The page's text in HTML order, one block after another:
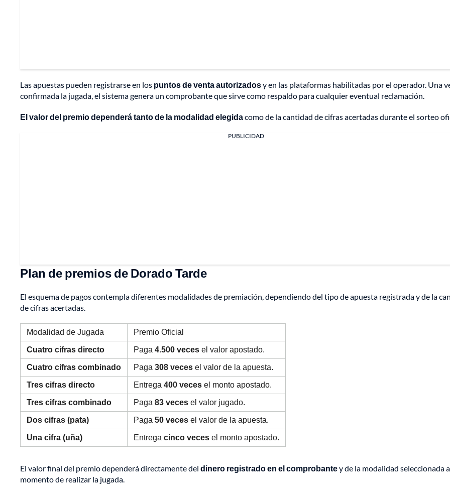
Las apuestas pueden registrarse en los puntos de venta autorizadosy en las plataformas habilitadas por el operador. Una
confirmada la jugada, el sistema genera un comprobante que sirve como respaldo para cualquier eventual reclamación.
El valor del premio dependerá tanto de la modalidad elegidacomo de la cantidad de cifras acertadas durante el sorteo
PUBLICIDAD
Plan de premios de Dorado Tarde
El esquema de pagos contempla diferentes modalidades de premiación, dependiendo del tipo de apuesta registrada y de la
de cifras acertadas.
Modalidad de Jugada Premio Oficial
Cuatro cifras directo Paga 4.500 veces el valor apostado.
Cuatro cifras combinado Paga 308 veces el valor de la apuesta.
Tres cifras directo Entrega 400 veces el monto apostado.
Tres cifras combinado Paga 83 veces el valor jugado.
Dos cifras (pata) Paga 50 veces el valor de la apuesta.
Una cifra (uña) Entrega cinco veces el monto apostado.
El valor final del premio dependerá directamente del dinero registrado en el comprobantey de la modalidad seleccionada
momento de realizar la jugada.